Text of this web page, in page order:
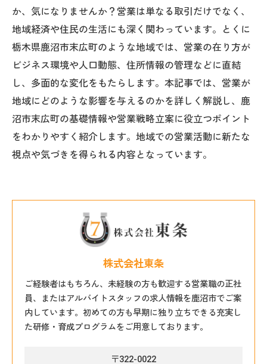
か、気になりませんか？営業は単なる取引だけでなく、
地域経済や住民の生活にも深く関わっています。とくに
栃木県鹿沼市末広町のような地域では、営業の在り方が
ビジネス環境や人口動態、住所情報の管理などに直結
し、多面的な変化をもたらします。本記事では、営業が
地域にどのような影響を与えるのかを詳しく解説し、鹿
沼市末広町の基礎情報や営業戦略立案に役立つポイント
をわかりやすく紹介します。地域での営業活動に新たな
視点や気づきを得られる内容となっています。
株式会社東条
ご経験者はもちろん、未経験の方も歓迎する営業職の正社
員、またはアルバイトスタッフの求人情報を鹿沼市でご案
内しています。初めての方も早期に独り立ちできる充実し
た研修・育成プログラムをご用意しております。
〒322-0022